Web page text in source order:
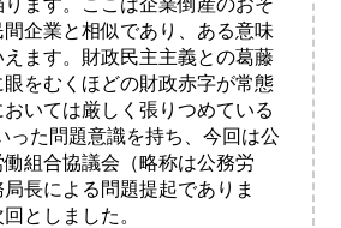
企業と相似であり、ある意味
ます。財政民主主義との葛藤
をむくほどの財政赤字が常態
いては厳しく張りつめている
った問題意識を持ち、今回は公
組合協議会（略称は公務労
長による問題提起でありま
としました。